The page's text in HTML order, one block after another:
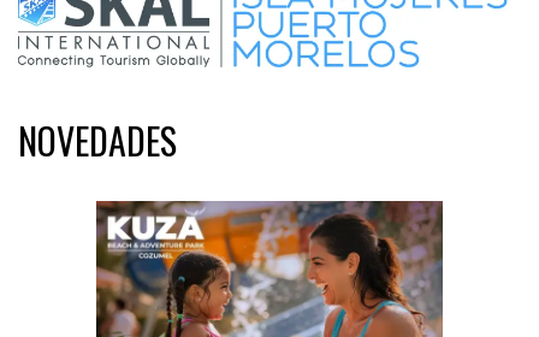
NOVEDADES